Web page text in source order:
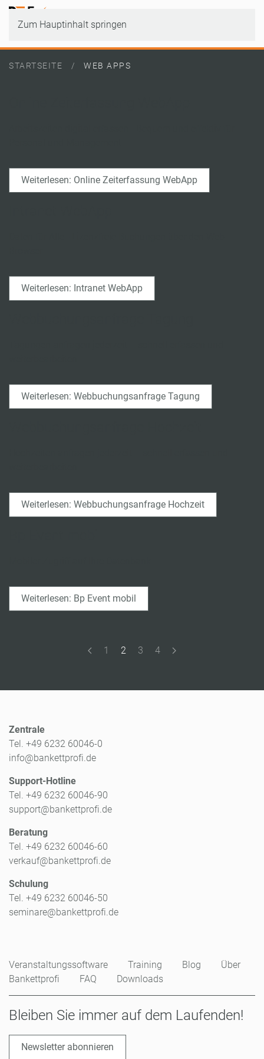
Zum Hauptinhalt springen
STARTSEITE WEB APPS
Weiterlesen: Online Zeiterfassung WebApp
Weiterlesen: Intranet WebApp
Weiterlesen: Webbuchungsanfrage Tagung
Weiterlesen: Webbuchungsanfrage Hochzeit
Weiterlesen: Bp Event mobil
1 2 3 4
Zentrale
Tel. +49 6232 60046-0
info@bankettprofi.de
Support-Hotline
Tel. +49 6232 60046-90
support@bankettprofi.de
Beratung
Tel. +49 6232 60046-60
verkauf@bankettprofi.de
Schulung
Tel. +49 6232 60046-50
seminare@bankettprofi.de
Veranstaltungssoftware Training Blog
Über
Bankettprofi
FAQ Downloads
Bleiben Sie immer auf dem Laufenden!
Newsletter abonnieren